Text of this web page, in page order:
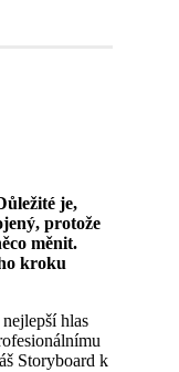
je,
protože
měnit.
kroku
hlas
Storyboard k